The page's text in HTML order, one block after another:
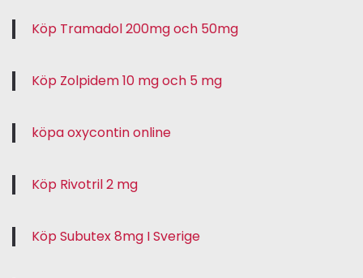
Köp Tramadol 200mg och 50mg
Köp Zolpidem 10 mg och 5 mg
köpa oxycontin online
Köp Rivotril 2 mg
Köp Subutex 8mg I Sverige